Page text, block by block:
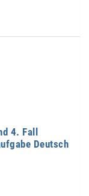
4. Fall
Deutsch